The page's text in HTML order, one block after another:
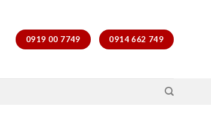
0919 00 7749 0914 662 749